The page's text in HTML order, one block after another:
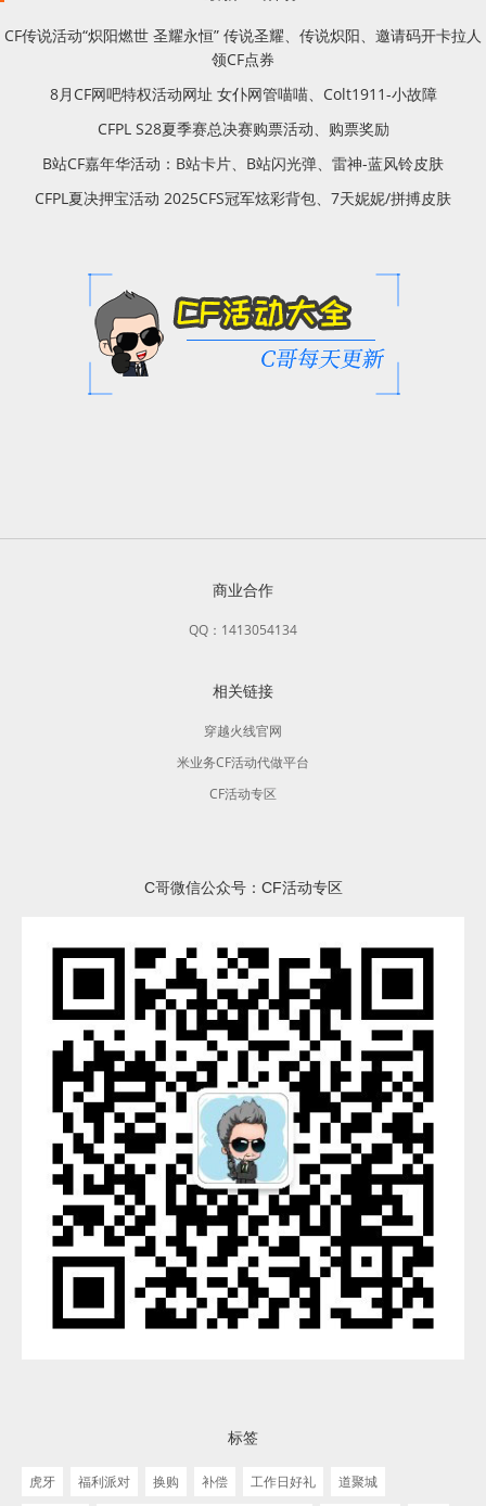
CF传说活动“炽阳燃世 圣耀永恒” 传说圣耀、传说炽阳、邀请码开卡拉人
领CF点券
8月CF网吧特权活动网址 女仆网管喵喵、Colt1911-小故障
CFPL S28夏季赛总决赛购票活动、购票奖励
B站CF嘉年华活动：B站卡片、B站闪光弹、雷神-蓝风铃皮肤
CFPL夏决押宝活动 2025CFS冠军炫彩背包、7天妮妮/拼搏皮肤
商业合作
QQ：1413054134
相关链接
穿越火线官网
米业务CF活动代做平台
CF活动专区
C哥微信公众号：CF活动专区
标签
虎牙 福利派对 换购 补偿 工作日好礼 道聚城